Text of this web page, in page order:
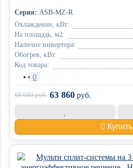
Серия: ASB-MZ-R
Охлаждение, кВт:
На площадь, м2:
Наличие инвертора:
Обогрев, кВт:
Код товара:
• 0
68 690руб. 63 860 руб.
Купить